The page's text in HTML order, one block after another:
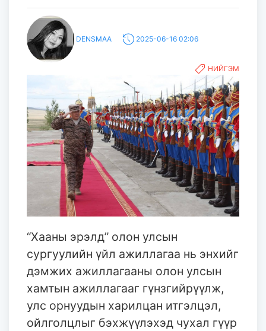
DENSMAA 2025-06-16 02:06
НИЙГЭМ
“Хааны эрэлд” олон улсын
сургуулийн үйл ажиллагаа нь энхийг
дэмжих ажиллагааны олон улсын
хамтын ажиллагааг гүнзгийрүүлж,
улс орнуудын харилцан итгэлцэл,
ойлголцлыг бэхжүүлэхэд чухал гүүр